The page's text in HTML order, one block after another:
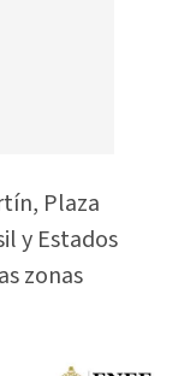
Plaza
y Estados
zonas